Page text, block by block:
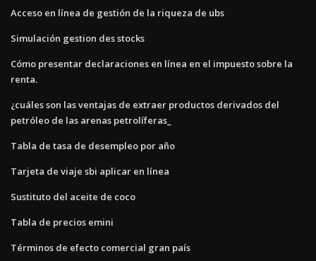
Acceso en línea de gestión de la riqueza de ubs
Simulación gestion des stocks
Cómo presentar declaraciones en línea en el impuesto sobre la
renta.
¿cuáles son las ventajas de extraer productos derivados del
petróleo de las arenas petrolíferas_
Tabla de tasa de desempleo por año
Tarjeta de viaje sbi aplicar en línea
Sustituto del aceite de coco
Tabla de precios emini
Términos de efecto comercial gran país